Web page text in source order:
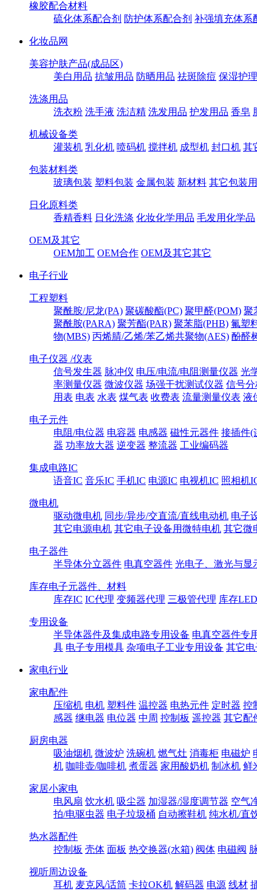
橡胶配合材料
硫化体系配合剂 防护体系配合剂 补强填充体系
化妆品网
美容护肤产品(成品区)
美白用品 抗皱用品 防晒用品 祛斑除痘 保湿护理
洗涤用品
洗衣粉 洗手液 洗洁精 洗发用品 护发用品 香皂
机械设备类
灌装机 乳化机 喷码机 搅拌机 成型机 封口机 其
包装材料类
玻璃包装 塑料包装 金属包装 新材料 其它包装
日化原料类
香精香料 日化洗涤 化妆化学用品 毛发用化学品
OEM及其它
OEM加工 OEM合作 OEM及其它其它
电子行业
工程塑料
聚酰胺/尼龙(PA) 聚碳酸酯(PC) 聚甲醛(POM) 聚
聚酰胺(PARA) 聚芳酯(PAR) 聚苯脂(PHB) 氟塑
物(MBS) 丙烯腈/乙烯/苯乙烯共聚物(AES) 酚醛
电子仪器 /仪表
信号发生器 脉冲仪 电压/电流/电阻测量仪器 光
率测量仪器 微波仪器 场强干扰测试仪器 信号
用表 电表 水表 煤气表 收费表 流量测量仪表 液
电子元件
电阻/电位器 电容器 电感器 磁性元器件 接插件(
器 功率放大器 逆变器 整流器 工业编码器
集成电路IC
语音IC 音乐IC 手机IC 电源IC 电视机IC 照相机
微电机
驱动微电机 同步/异步/交直流/直线电动机 电子
其它电源电机 其它电子设备用微特电机 其它微
电子器件
半导体分立器件 电真空器件 光电子、激光与显
库存电子元器件、材料
库存IC IC代理 变频器代理 三极管代理 库存LED
专用设备
半导体器件及集成电路专用设备 电真空器件专
具 电子专用模具 杂项电子工业专用设备 其它
家电行业
家电配件
压缩机 电机 塑料件 温控器 电热元件 定时器 控
感器 继电器 电位器 中周 控制板 遥控器 其它配
厨房电器
吸油烟机 微波炉 洗碗机 燃气灶 消毒柜 电磁炉
机 咖啡壶/咖啡机 煮蛋器 家用酸奶机 制冰机 鲜
家居小家电
电风扇 饮水机 吸尘器 加湿器/湿度调节器 空气
拍/电驱虫器 电子垃圾桶 自动擦鞋机 纯水机/直
热水器配件
控制板 壳体 面板 热交换器(水箱) 阀体 电磁阀
视听周边设备
耳机 麦克风/话筒 卡拉OK机 解码器 电源 线材